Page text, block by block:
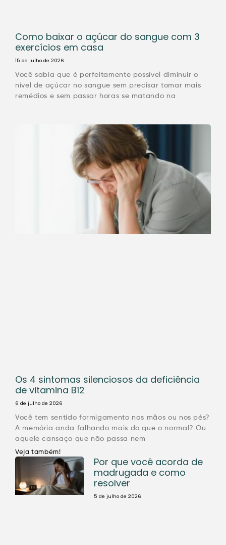
Como baixar o açúcar do sangue com 3
exercícios em casa
15 de julho de 2026
Você sabia que é perfeitamente possível diminuir o
nível de açúcar no sangue sem precisar tomar mais
remédios e sem passar horas se matando na
Os 4 sintomas silenciosos da deficiência
de vitamina B12
6 de julho de 2026
Você tem sentido formigamento nas mãos ou nos pés?
A memória anda falhando mais do que o normal? Ou
aquele cansaço que não passa nem
Veja também!
Por que você acorda de
madrugada e como
resolver
5 de julho de 2026